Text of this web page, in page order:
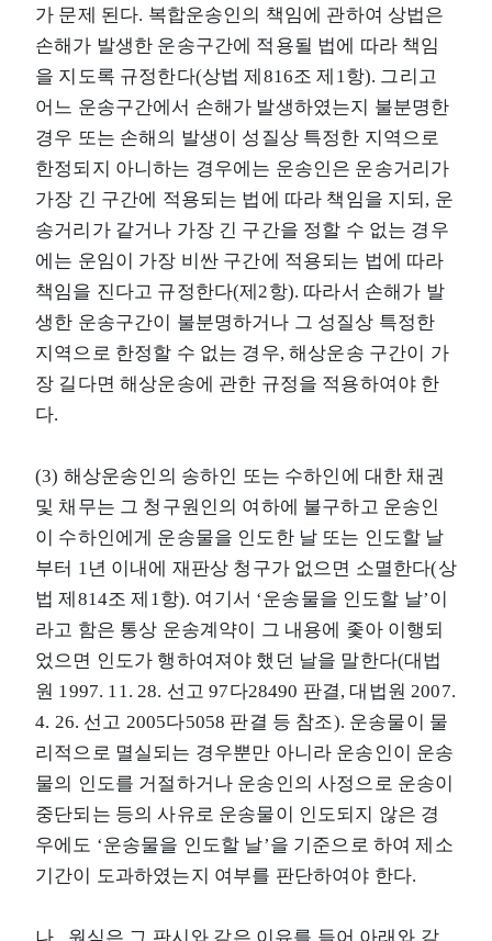
가 문제 된다. 복합운송인의 책임에 관하여 상법은
손해가 발생한 운송구간에 적용될 법에 따라 책임
을 지도록 규정한다(상법 제816조 제1항). 그리고
어느 운송구간에서 손해가 발생하였는지 불분명한
경우 또는 손해의 발생이 성질상 특정한 지역으로
한정되지 아니하는 경우에는 운송인은 운송거리가
가장 긴 구간에 적용되는 법에 따라 책임을 지되, 운
송거리가 같거나 가장 긴 구간을 정할 수 없는 경우
에는 운임이 가장 비싼 구간에 적용되는 법에 따라
책임을 진다고 규정한다(제2항). 따라서 손해가 발
생한 운송구간이 불분명하거나 그 성질상 특정한
지역으로 한정할 수 없는 경우, 해상운송 구간이 가
장 길다면 해상운송에 관한 규정을 적용하여야 한
다.
(3) 해상운송인의 송하인 또는 수하인에 대한 채권
및 채무는 그 청구원인의 여하에 불구하고 운송인
이 수하인에게 운송물을 인도한 날 또는 인도할 날
부터 1년 이내에 재판상 청구가 없으면 소멸한다(상
법 제814조 제1항). 여기서 ‘운송물을 인도할 날’이
라고 함은 통상 운송계약이 그 내용에 좇아 이행되
었으면 인도가 행하여져야 했던 날을 말한다(대법
원 1997. 11. 28. 선고 97다28490 판결, 대법원 2007.
4. 26. 선고 2005다5058 판결 등 참조). 운송물이 물
리적으로 멸실되는 경우뿐만 아니라 운송인이 운송
물의 인도를 거절하거나 운송인의 사정으로 운송이
중단되는 등의 사유로 운송물이 인도되지 않은 경
우에도 ‘운송물을 인도할 날’을 기준으로 하여 제소
기간이 도과하였는지 여부를 판단하여야 한다.
나. 원심은 그 판시와 같은 이유를 들어 아래와 같